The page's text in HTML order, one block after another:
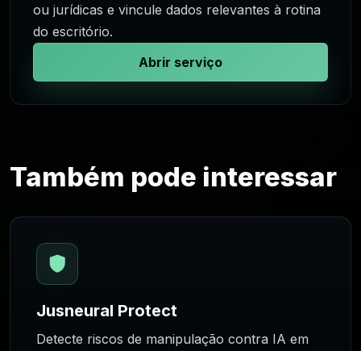
ou jurídicas e vincule dados relevantes à rotina
do escritório.
Abrir serviço
Também pode interessar
Jusneural Protect
Detecte riscos de manipulação contra IA em